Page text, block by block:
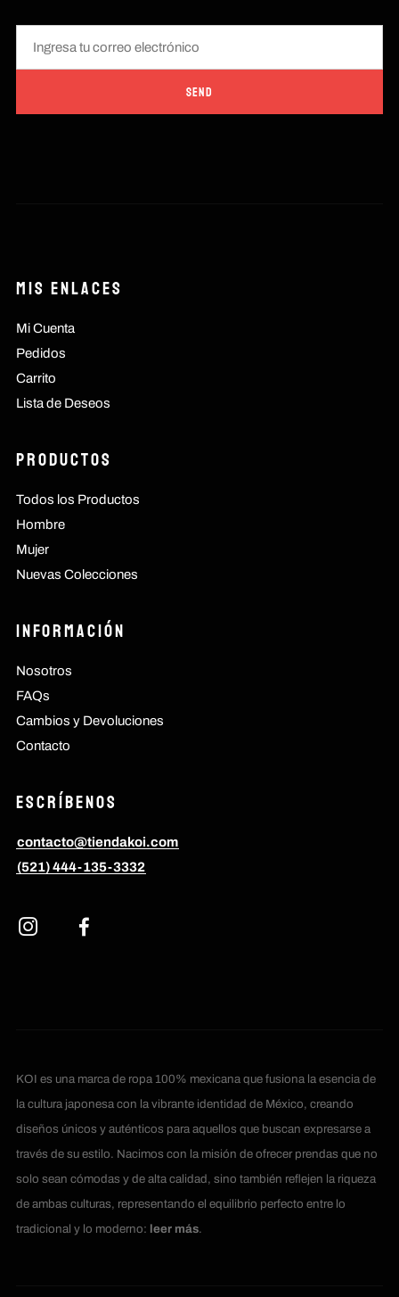
Mis Enlaces
Mi Cuenta
Pedidos
Carrito
Lista de Deseos
Productos
Todos los Productos
Hombre
Mujer
Nuevas Colecciones
Información
Nosotros
FAQs
Cambios y Devoluciones
Contacto
Escríbenos
contacto@tiendakoi.com
(521) 444-135-3332
KOI es una marca de ropa 100% mexicana que fusiona la esencia de
la cultura japonesa con la vibrante identidad de México, creando
diseños únicos y auténticos para aquellos que buscan expresarse a
través de su estilo. Nacimos con la misión de ofrecer prendas que no
solo sean cómodas y de alta calidad, sino también reflejen la riqueza
de ambas culturas, representando el equilibrio perfecto entre lo
tradicional y lo moderno: leer más.